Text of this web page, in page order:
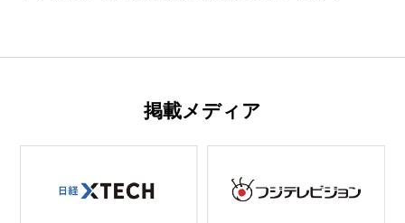
掲載メディア